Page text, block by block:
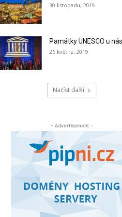
30 listopadu, 2019
Památky UNESCO u
26 května, 2019
Načíst další
- Advertisement -